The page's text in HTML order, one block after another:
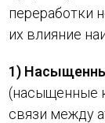
переработки
их влияние
1)
(насыщенные
связи между